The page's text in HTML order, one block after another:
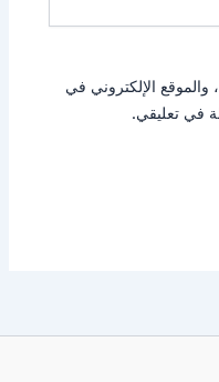
الإلكتروني في
في تعليقي.